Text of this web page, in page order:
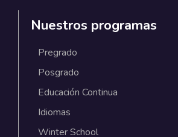
Nuestros programas
Pregrado
Posgrado
Educación Continua
Idiomas
Winter School